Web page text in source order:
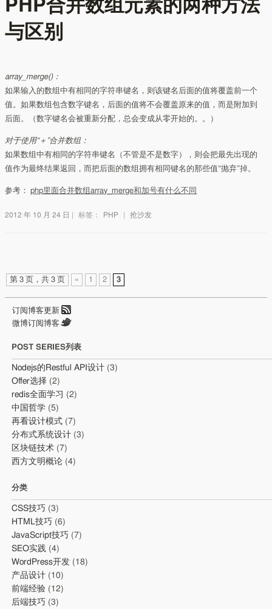
PHP合并数组元素的两种方法
与区别
array_merge()：
如果输入的数组中有相同的字符串键名，则该键名后面的值将覆盖前一个
值。如果数组包含数字键名，后面的值将不会覆盖原来的值，而是附加到
后面。（数字键名会被重新分配，总会变成从零开始的。。）
对于使用“＋”合并数组：
如果数组中有相同的字符串键名（不管是不是数字），则会把最先出现的
值作为最终结果返回，而把后面的数组拥有相同键名的那些值“抛弃”掉。
参考： php里面合并数组array_merge和加号有什么不同
2012 年 10 月 24 日 标签： PHP 抢沙发
第 3 页，共 3 页 « 1 2 3
订阅博客更新
微博订阅博客
POST SERIES列表
Nodejs的Restful API设计 (3)
Offer选择 (2)
redis全面学习 (2)
中国哲学 (5)
再看设计模式 (7)
分布式系统设计 (3)
区块链技术 (7)
西方文明概论 (4)
分类
CSS技巧 (3)
HTML技巧 (6)
JavaScript技巧 (7)
SEO实践 (4)
WordPress开发 (18)
产品设计 (10)
前端经验 (12)
后端技巧 (3)